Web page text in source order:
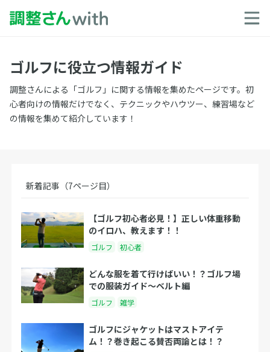
ゴルフに役立つ情報ガイド
調整さんによる「ゴルフ」に関する情報を集めたページです。初
心者向けの情報だけでなく、テクニックやハウツー、練習場など
の情報を集めて紹介しています！
新着記事（7ページ目）
【ゴルフ初心者必見！】正しい体重移動
のイロハ、教えます！！
ゴルフ 初心者
どんな服を着て行けばいい！？ゴルフ場
での服装ガイド～ベルト編
ゴルフ 雑学
ゴルフにジャケットはマストアイテ
ム！？巻き起こる賛否両論とは！？